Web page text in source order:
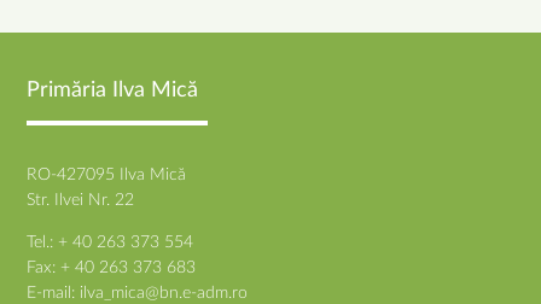
Primăria Ilva Mică
RO-427095 Ilva Mică
Str. Ilvei Nr. 22
Tel.: + 40 263 373 554
Fax: + 40 263 373 683
E-mail: ilva_mica@bn.e-adm.ro